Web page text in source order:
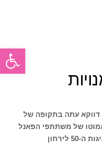
דווקא עתה בתקופה של
של משתתפי הפאנל
לירחון
פתח